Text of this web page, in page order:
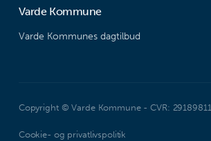
Varde Kommune
Varde Kommunes dagtilbud
Copyright © Varde Kommune - CVR: 29189811
Cookie- og privatlivspolitik